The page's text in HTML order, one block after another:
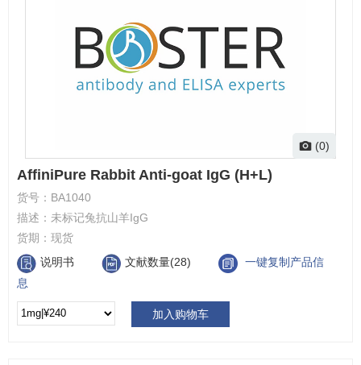
(0)
AffiniPure Rabbit Anti-goat IgG (H+L)
货号： BA1040
描述： 未标记兔抗山羊IgG
货期： 现货
说明书
文献数量(28)
一键复制产品信
息
加入购物车